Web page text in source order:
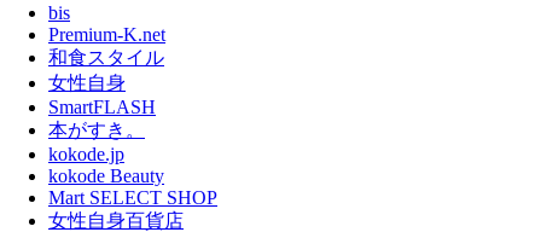
bis
Premium-K.net
和食スタイル
女性自身
SmartFLASH
本がすき。
kokode.jp
kokode Beauty
Mart SELECT SHOP
女性自身百貨店